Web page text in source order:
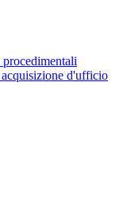
d'ufficio